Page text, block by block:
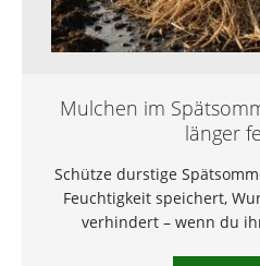
Mulchen im
länger
Schütze durstige
Feuchtigkeit speichert,
verhindert – wenn du